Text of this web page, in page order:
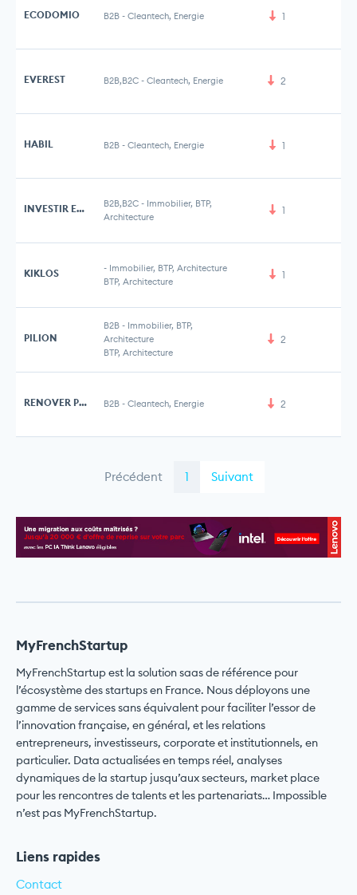
ECODOMIO B2B - Cleantech, Energie 1
EVEREST B2B,B2C - Cleantech, Energie 2
HABIL B2B - Cleantech, Energie 1
INVESTIR ENSEMBLE B2B,B2C - Immobilier, BTP,
Architecture
1
KIKLOS - Immobilier, BTP, Architecture
BTP, Architecture
1
PILION
B2B - Immobilier, BTP,
Architecture
BTP, Architecture
2
RENOVER POUR DEMAIN B2B - Cleantech, Energie 2
Précédent 1 Suivant
MyFrenchStartup
MyFrenchStartup est la solution saas de référence pour
l’écosystème des startups en France. Nous déployons une
gamme de services sans équivalent pour faciliter l’essor de
l’innovation française, en général, et les relations
entrepreneurs, investisseurs, corporate et institutionnels, en
particulier. Data actualisées en temps réel, analyses
dynamiques de la startup jusqu’aux secteurs, market place
pour les rencontres de talents et les partenariats… Impossible
n’est pas MyFrenchStartup.
Liens rapides
Contact